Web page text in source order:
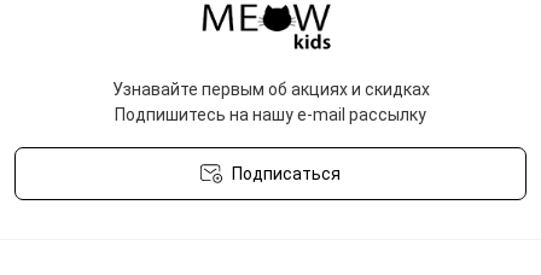
Узнавайте первым об акциях и скидках
Подпишитесь на нашу e-mail рассылку
Подписаться